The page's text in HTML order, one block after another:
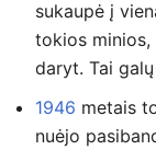
sukaupė į
tokios
daryt. Tai
1946 metais
nuėjo